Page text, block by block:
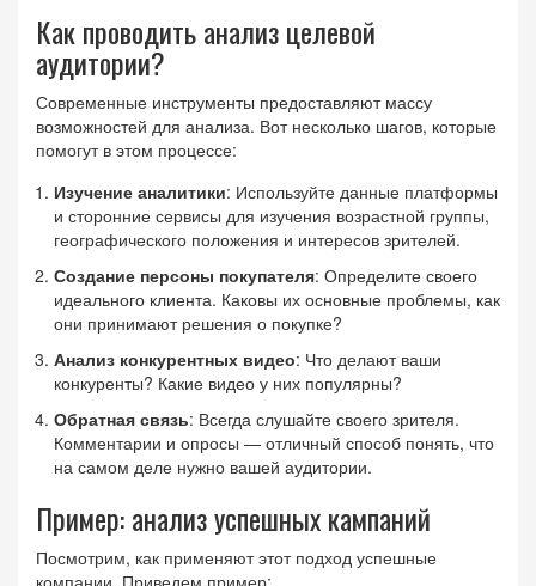
Как проводить анализ целевой
аудитории?
Современные инструменты предоставляют массу
возможностей для анализа. Вот несколько шагов, которые
помогут в этом процессе:
Изучение аналитики: Используйте данные платформы
и сторонние сервисы для изучения возрастной группы,
географического положения и интересов зрителей.
Создание персоны покупателя: Определите своего
идеального клиента. Каковы их основные проблемы, как
они принимают решения о покупке?
Анализ конкурентных видео: Что делают ваши
конкуренты? Какие видео у них популярны?
Обратная связь: Всегда слушайте своего зрителя.
Комментарии и опросы — отличный способ понять, что
на самом деле нужно вашей аудитории.
Пример: анализ успешных кампаний
Посмотрим, как применяют этот подход успешные